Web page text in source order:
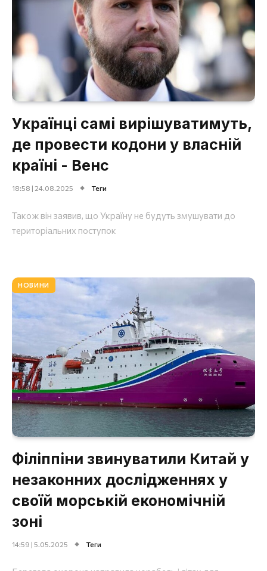
Українці самі вирішуватимуть,
де провести кодони у власній
країні - Венс
18:58 | 24.08.2025 Теги
Також він заявив, що Україну не будуть змушувати до
територіальних поступок
НОВИНИ
Філіппіни звинуватили Китай у
незаконних дослідженнях у
своїй морській економічній
зоні
14:59 | 5.05.2025 Теги